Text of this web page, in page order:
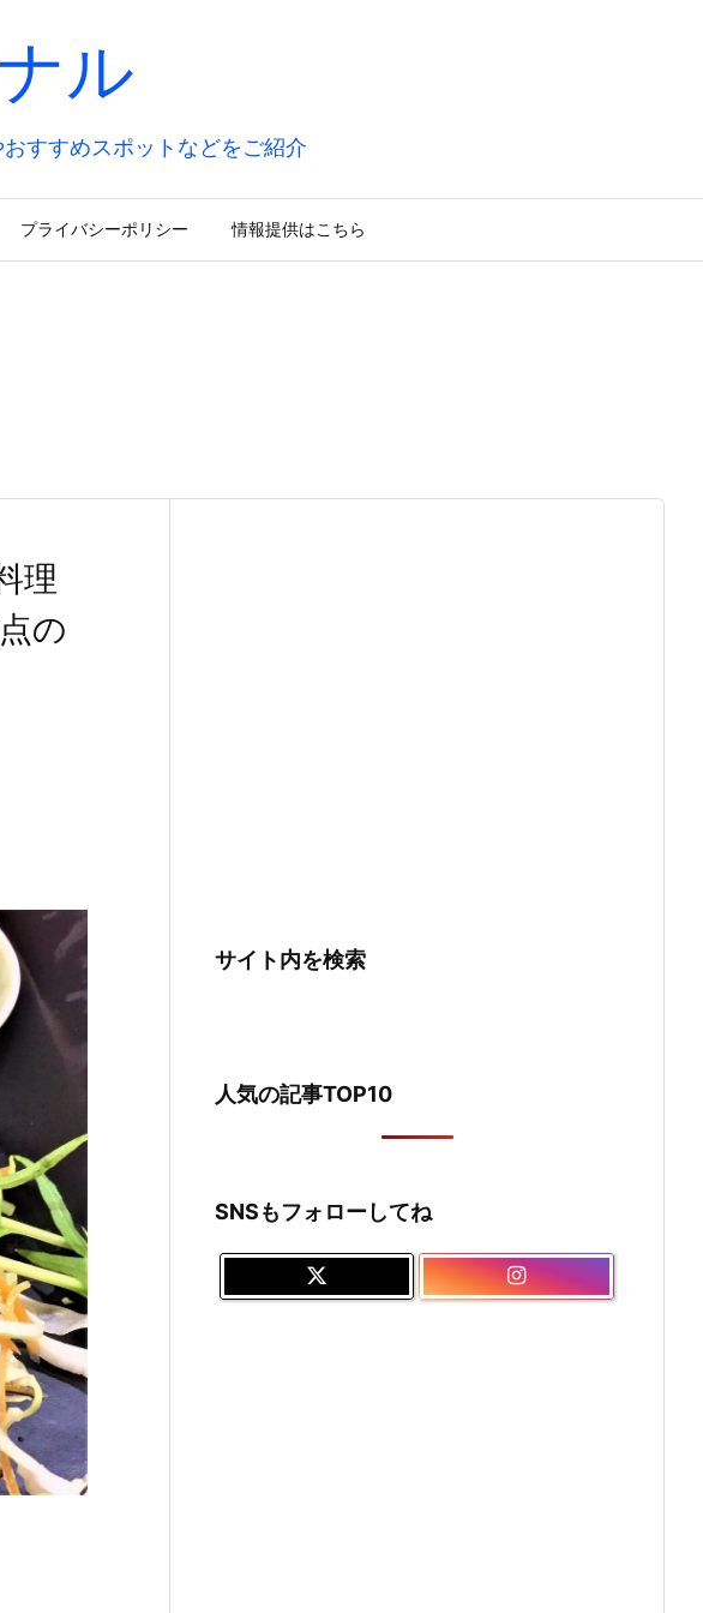
ル
すすめスポットなどをご紹介
プライバシーポリシー 情報提供はこちら
理
の
サイト内を検索
人気の記事TOP10
SNSもフォローしてね